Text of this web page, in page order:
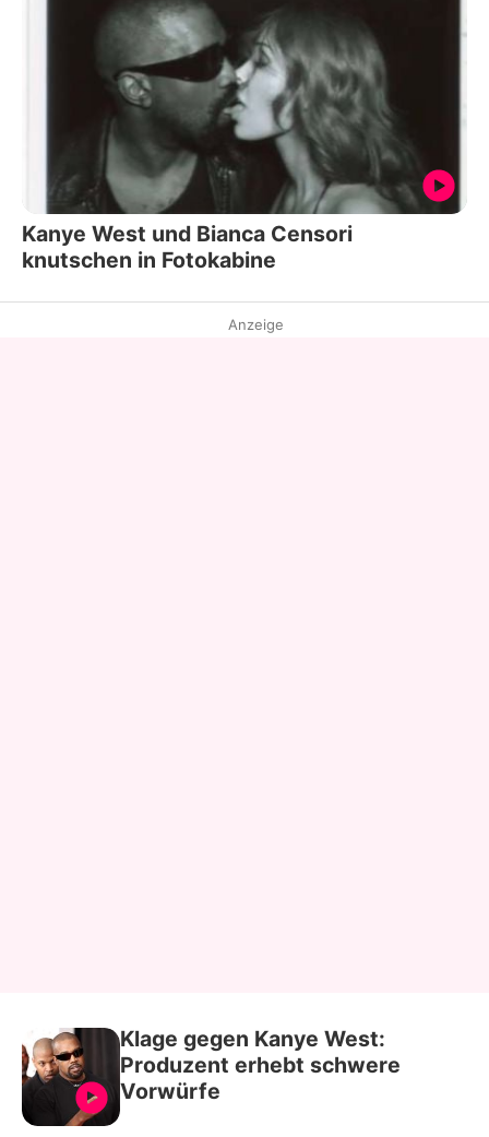
Kanye West und Bianca Censori
knutschen in Fotokabine
Anzeige
Klage gegen Kanye West:
Produzent erhebt schwere
Vorwürfe